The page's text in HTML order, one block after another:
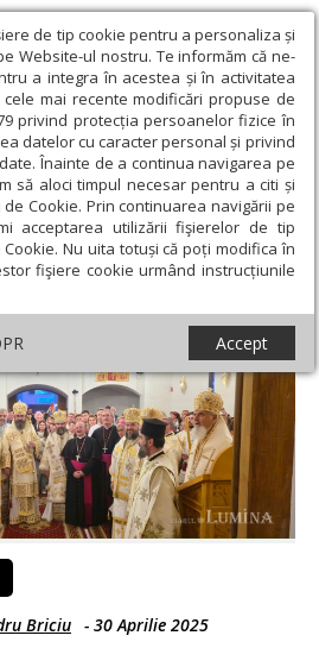
de tip cookie pentru a personaliza și
Website-ul nostru. Te informăm că ne-
a integra în acestea și în activitatea
mai recente modificări propuse de
privind protecția persoanelor fizice în
datelor cu caracter personal și privind
Înainte de a continua navigarea pe
să aloci timpul necesar pentru a citi și
Cookie. Prin continuarea navigării pe
acceptarea utilizării fişierelor de tip
Nu uita totuși că poți modifica în
fişiere cookie urmând instrucțiunile
Accept
religioasă › Știri › A fost sfinţit
Române din Barcelona
Parohiei Ortodoxe
Briciu - 30 Aprilie 2025